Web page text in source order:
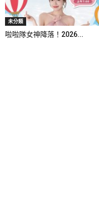
未分類
啦啦隊女神降落！2026...